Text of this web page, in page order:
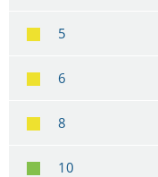
5
6
8
10